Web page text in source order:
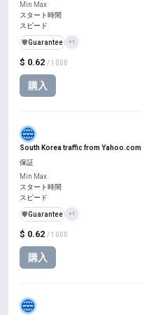
$ 0.62 / 1000
購入
Min Max
スタート時間
スピード
️🛡️Guarantee +1
South Korea traffic from Yahoo.com
$ 0.62 / 1000
購入
保証
Min Max
スタート時間
スピード
️🛡️Guarantee +1